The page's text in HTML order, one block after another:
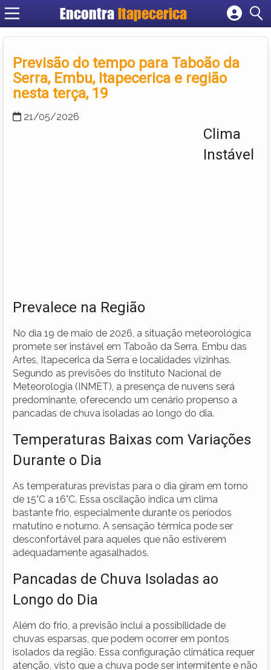
Encontra Itapecerica
Cadastrar empresa
Criar conta
Previsão do tempo para Taboão da
Serra, Embu, Itapecerica e região
nesta terça, 19
21/05/2026
Clima
Instável
Prevalece na Região
No dia 19 de maio de 2026, a situação meteorológica
promete ser instável em Taboão da Serra, Embu das
Artes, Itapecerica da Serra e localidades vizinhas.
Segundo as previsões do Instituto Nacional de
Meteorologia (INMET), a presença de nuvens será
predominante, oferecendo um cenário propenso a
pancadas de chuva isoladas ao longo do dia.
Temperaturas Baixas com Variações
Durante o Dia
As temperaturas previstas para o dia giram em torno
de 15°C a 16°C. Essa oscilação indica um clima
bastante frio, especialmente durante os períodos
matutino e noturno. A sensação térmica pode ser
desconfortável para aqueles que não estiverem
adequadamente agasalhados.
Pancadas de Chuva Isoladas ao
Longo do Dia
Além do frio, a previsão inclui a possibilidade de
chuvas esparsas, que podem ocorrer em pontos
isolados da região. Essa configuração climática requer
atenção, visto que a chuva pode ser intermitente e não